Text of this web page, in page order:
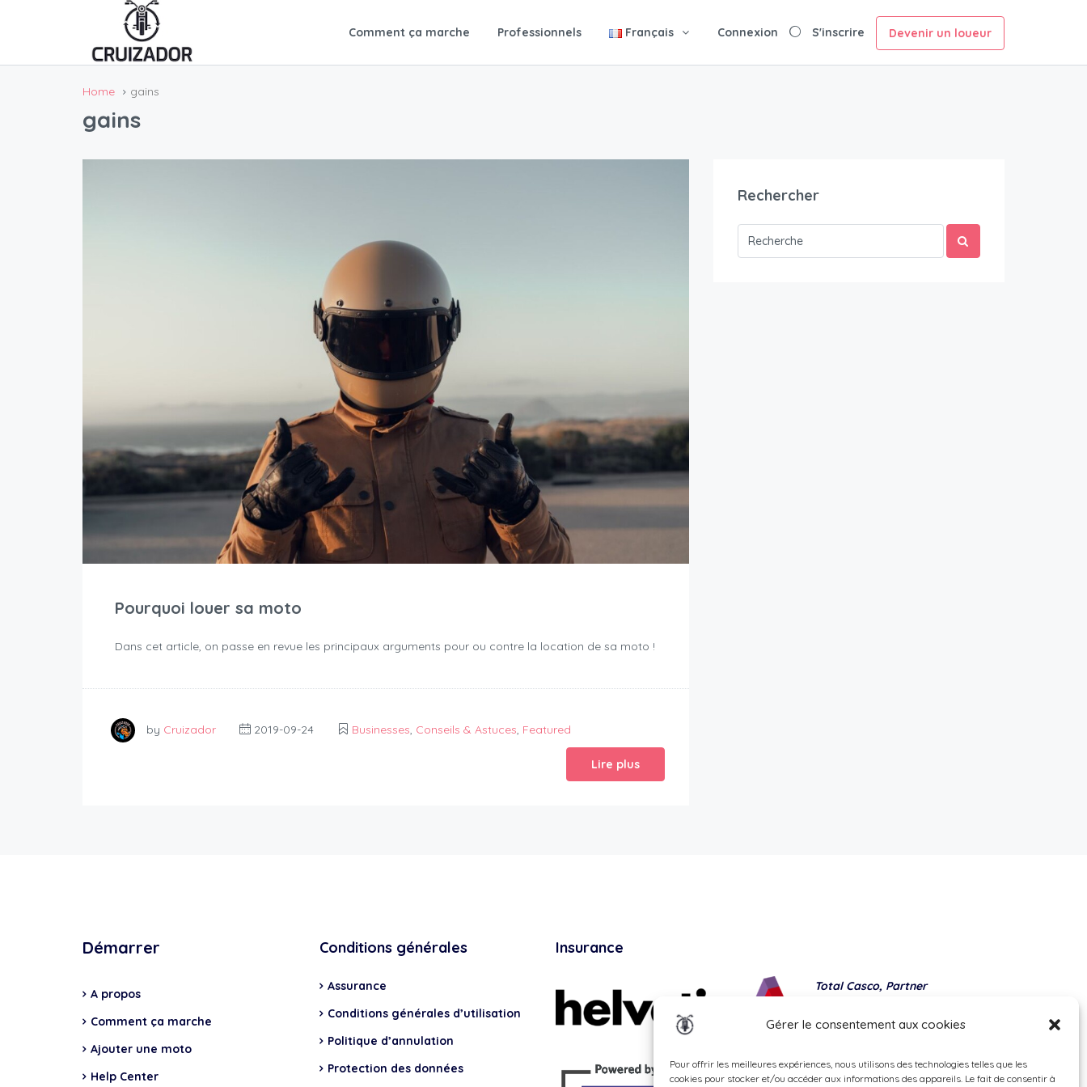
Gérer le consentement aux cookies
Pour offrir les meilleures expériences, nous utilisons des technologies telles que les
cookies pour stocker et/ou accéder aux informations des appareils. Le fait de consentir à
Comment ça marche Professionnels Français Connexion S'inscrire Devenir un loueur
Home gains
gains
Pourquoi louer sa moto
Dans cet article, on passe en revue les principaux arguments pour ou contre la location de sa moto !
by Cruizador 2019-09-24 Businesses, Conseils & Astuces, Featured
Lire plus
Rechercher
Démarrer
A propos
Comment ça marche
Ajouter une moto
Help Center
Conditions générales
Assurance
Conditions générales d’utilisation
Politique d’annulation
Protection des données
Insurance
Total Casco, Partner
Methods of payment